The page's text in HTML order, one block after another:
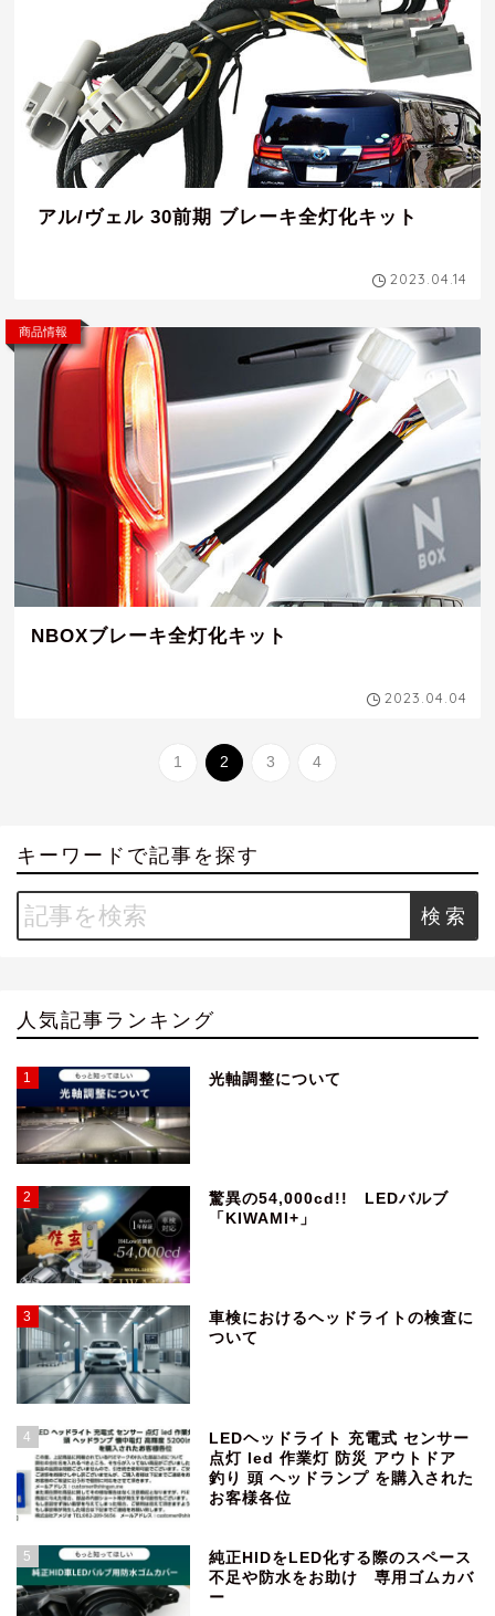
アル/ヴェル 30前期 ブレーキ全灯化キット
2023.04.14
商品情報
NBOXブレーキ全灯化キット
2023.04.04
1 2 3 4
キーワードで記事を探す
Search
for:
人気記事ランキング
1 光軸調整について
2
驚異の54,000cd!! LEDバルブ
「KIWAMI+」
3
車検におけるヘッドライトの検査に
ついて
4
LEDヘッドライト 充電式 センサー
点灯 led 作業灯 防災 アウトドア
釣り 頭 ヘッドランプ を購入された
お客様各位
5
純正HIDをLED化する際のスペース
不足や防水をお助け 専用ゴムカバ
ー